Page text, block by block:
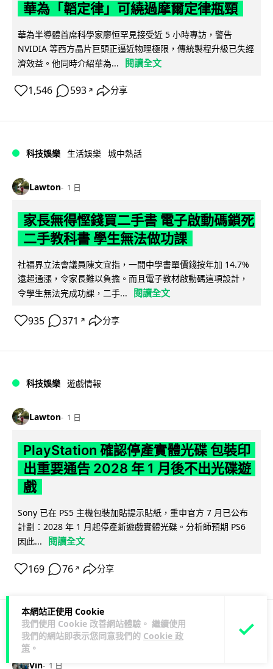
本網站正使用 Cookie
我們使用 Cookie 改善網站體驗。 繼續使用
我們的網站即表示您同意我們的 Cookie 政
策 。
華為「韜定律」可繞過摩爾定律瓶頸
華為半導體首席科學家廖恒罕見接受近 5 小時專訪，警告
NVIDIA 等西方晶片巨頭正逼近物理極限，傳統製程升級已失經
濟效益。他同時介紹華為...
閱讀全文
1,546 593 ↗ 分享
科技娛樂 生活娛樂 城中熱話
Lawton 1 日
家長無得慳錢買二手書 電子啟動碼鎖死
二手教科書 學生無法做功課
社福界立法會議員陳文宜指，一間中學書單價錢按年加 14.7%
遠超通漲，令家長難以負擔。而且電子教材啟動碼這項設計，
令學生無法完成功課，二手...
閱讀全文
935 371 ↗ 分享
科技娛樂 遊戲情報
Lawton 1 日
PlayStation 確認停產實體光碟 包裝印
出重要通告 2028 年 1 月後不出光碟遊
戲
Sony 已在 PS5 主機包裝加貼提示貼紙，重申官方 7 月已公布
計劃：2028 年 1 月起停產新遊戲實體光碟。分析師預期 PS6
因此...
閱讀全文
169 76 ↗ 分享
人工智能
Vin 1 日